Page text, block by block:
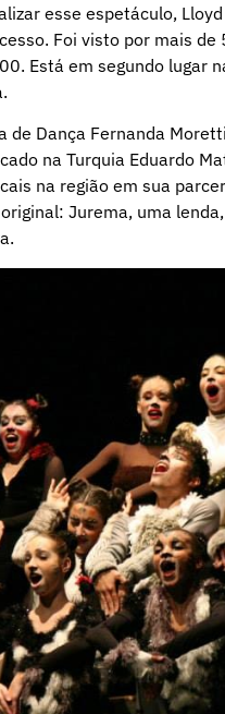
esse espetáculo,
Foi visto por mais
Está em segundo lugar
de Dança Fernanda
na Turquia Eduardo
na região em sua
Jurema, uma